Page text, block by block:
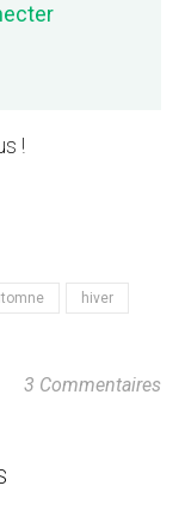
!
hiver
3 Commentaires